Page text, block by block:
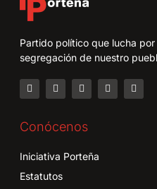
Partido político que lucha
segregación de nuestro
Conócenos
Iniciativa Porteña
Estatutos